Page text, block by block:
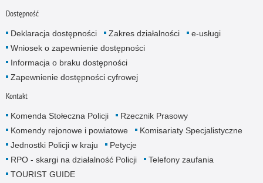
Dostępność
Deklaracja dostępności Zakres działalności
e-usługi
Wniosek o zapewnienie dostępności
Informacja o braku dostępności
Zapewnienie dostępności cyfrowej
Kontakt
Komenda Stołeczna Policji
Rzecznik Prasowy
Komendy rejonowe i powiatowe
Komisariaty Specjalistyczne
Jednostki Policji w kraju
Petycje
RPO - skargi na działalność Policji
Telefony zaufania
TOURIST GUIDE